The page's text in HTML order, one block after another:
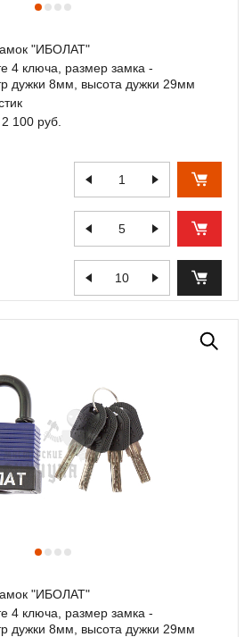
"ИБОЛАТ"
4 ключа, размер замка -
дужки 8мм, высота дужки 29мм
100 руб.
"ИБОЛАТ"
4 ключа, размер замка -
дужки 8мм, высота дужки 29мм